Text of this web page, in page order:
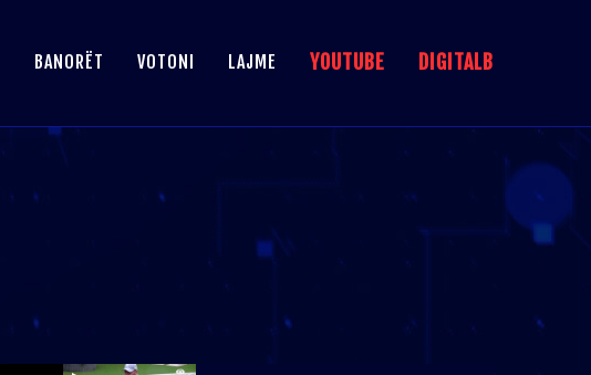
BANORËT VOTONI LAJME YOUTUBE DIGITALB